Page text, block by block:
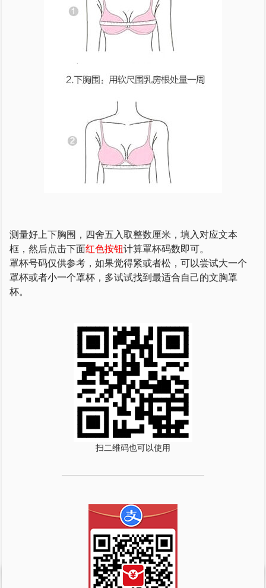
测量好上下胸围，四舍五入取整数厘米，填入对应文本
框，然后点击下面红色按钮计算罩杯码数即可。
罩杯号码仅供参考，如果觉得紧或者松，可以尝试大一个
罩杯或者小一个罩杯，多试试找到最适合自己的文胸罩
杯。
扫二维码也可以使用